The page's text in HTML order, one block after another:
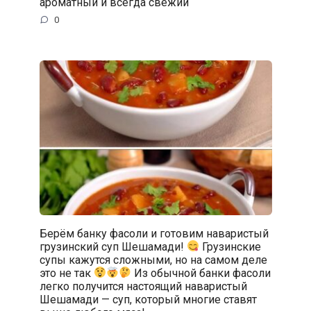
0
Берём банку фасоли и готовим наваристый
грузинский суп Шешамади!
Грузинские
супы кажутся сложными, но на самом деле
это не так
Из обычной банки фасоли
легко получится настоящий наваристый
Шешамади — суп, который многие ставят